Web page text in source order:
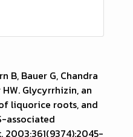
B, Bauer G, Chandra
HW. Glycyrrhizin, an
liquorice roots, and
associated
2003;361(9374):2045-